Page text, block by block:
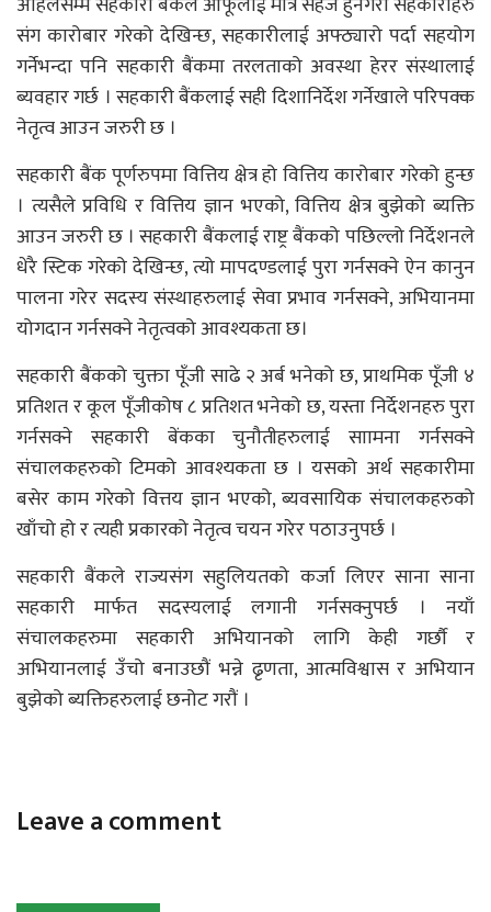
संग कारोबार गरेको देखिन्छ, सहकारीलाई अफ्ठ्यारो पर्दा सहयोग
गर्नेभन्दा पनि सहकारी बैंकमा तरलताको अवस्था हेरर संस्थालाई
ब्यवहार गर्छ । सहकारी बैंकलाई सही दिशानिर्देश गर्नेखाले परिपक्क
नेतृत्व आउन जरुरी छ ।
सहकारी बैंक पूर्णरुपमा वित्तिय क्षेत्र हो वित्तिय कारोबार गरेको हुन्छ
। त्यसैले प्रविधि र वित्तिय ज्ञान भएको, वित्तिय क्षेत्र बुझेको ब्यक्ति
आउन जरुरी छ । सहकारी बैंकलाई राष्ट्र बैंकको पछिल्लो निर्देशनले
धेरै स्टिक गरेको देखिन्छ, त्यो मापदण्डलाई पुरा गर्नसक्ने ऐन कानुन
पालना गरेर सदस्य संस्थाहरुलाई सेवा प्रभाव गर्नसक्ने, अभियानमा
योगदान गर्नसक्ने नेतृत्वको आवश्यकता छ।
सहकारी बैंकको चुक्ता पूँजी साढे २ अर्ब भनेको छ, प्राथमिक पूँजी ४
प्रतिशत र कूल पूँजीकोष ८ प्रतिशत भनेको छ, यस्ता निर्देशनहरु पुरा
गर्नसक्ने सहकारी बेंकका चुनौतीहरुलाई साामना गर्नसक्ने
संचालकहरुको टिमको आवश्यकता छ । यसको अर्थ सहकारीमा
बसेर काम गरेको वित्तय ज्ञान भएको, ब्यवसायिक संचालकहरुको
खाँचो हो र त्यही प्रकारको नेतृत्व चयन गरेर पठाउनुपर्छ ।
सहकारी बैंकले राज्यसंग सहुलियतको कर्जा लिएर साना साना
सहकारी मार्फत सदस्यलाई लगानी गर्नसक्नुपर्छ । नयाँ
संचालकहरुमा सहकारी अभियानको लागि केही गर्छौ र
अभियानलाई उँचो बनाउछौं भन्ने ढृणता, आत्मविश्वास र अभियान
बुझेको ब्यक्तिहरुलाई छनोट गरौं ।
Leave a comment